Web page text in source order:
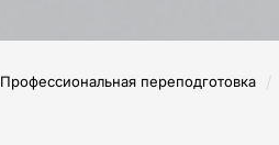
Профессиональная переподготовка /